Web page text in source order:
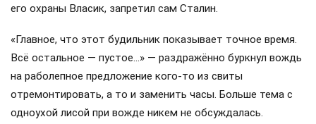
его охраны Власик, запретил сам Сталин.
«Главное, что этот будильник показывает точное время.
Всё остальное — пустое…» — раздражённо буркнул вождь
на раболепное предложение кого-то из свиты
отремонтировать, а то и заменить часы. Больше тема с
одноухой лисой при вожде никем не обсуждалась.